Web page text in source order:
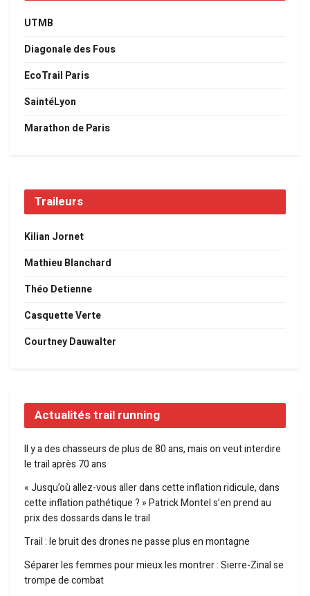
UTMB
Diagonale des Fous
EcoTrail Paris
SaintéLyon
Marathon de Paris
Traileurs
Kilian Jornet
Mathieu Blanchard
Théo Detienne
Casquette Verte
Courtney Dauwalter
Actualités trail running
Il y a des chasseurs de plus de 80 ans, mais on veut interdire
le trail après 70 ans
« Jusqu’où allez-vous aller dans cette inflation ridicule, dans
cette inflation pathétique ? » Patrick Montel s’en prend au
prix des dossards dans le trail
Trail : le bruit des drones ne passe plus en montagne
Séparer les femmes pour mieux les montrer : Sierre-Zinal se
trompe de combat